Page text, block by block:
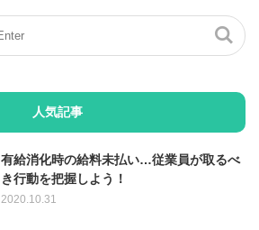
人気記事
有給消化時の給料未払い…従業員が取るべ
き行動を把握しよう！
2020.10.31